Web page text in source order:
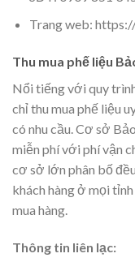
Trang web:
Thu mua phế liệu
Nổi tiếng với quy
chỉ thu mua phế liệu
có nhu cầu. Cơ sở
miễn phí với phí vận
cơ sở lớn phân bố
khách hàng ở mọi
mua hàng.
Thông tin liên lạc: